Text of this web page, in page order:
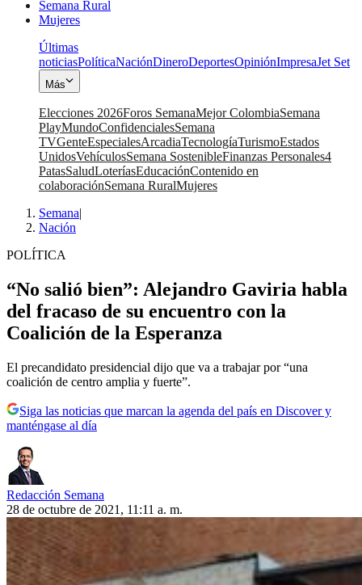
Semana Rural
Mujeres
Últimas
noticiasPolíticaNaciónDineroDeportesOpiniónImpresaJet Set
Más
Elecciones 2026Foros SemanaMejor ColombiaSemana
PlayMundoConfidencialesSemana
TVGenteEspecialesArcadiaTecnologíaTurismoEstados
UnidosVehículosSemana SostenibleFinanzas Personales4
PatasSaludLoteríasEducaciónContenido en
colaboraciónSemana RuralMujeres
Semana|
Nación
POLÍTICA
“No salió bien”: Alejandro Gaviria habla
del fracaso de su encuentro con la
Coalición de la Esperanza
El precandidato presidencial dijo que va a trabajar por “una
coalición de centro amplia y fuerte”.
Siga las noticias que marcan la agenda del país en Discover y
manténgase al día
Redacción Semana
28 de octubre de 2021, 11:11 a. m.